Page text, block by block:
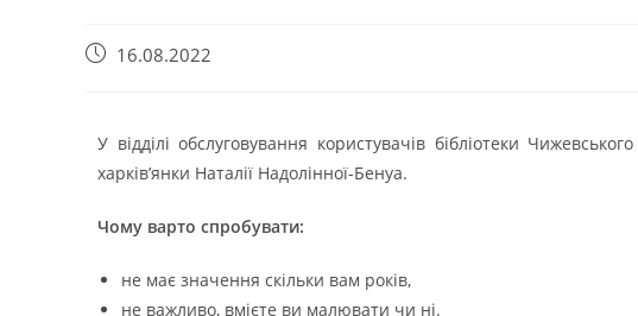
16.08.2022
У відділі обслуговування користувачів бібліотеки
харків’янки Наталії Надолінної-Бенуа.
Чому варто спробувати:
не має значення скільки вам років,
не важливо, вмієте ви малювати чи ні.